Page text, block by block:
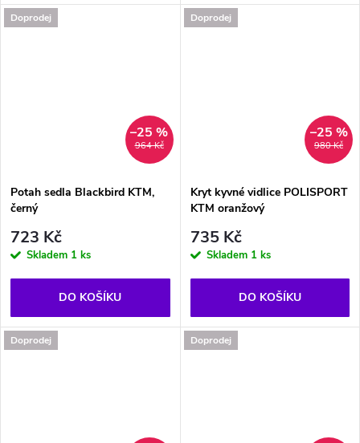
Doprodej
964 Kč
–25 %
Potah sedla Blackbird KTM,
černý
723 Kč
Skladem 1 ks
DO KOŠÍKU
Doprodej
980 Kč
–25 %
Kryt kyvné vidlice POLISPORT
KTM oranžový
735 Kč
Skladem 1 ks
DO KOŠÍKU
Doprodej Doprodej